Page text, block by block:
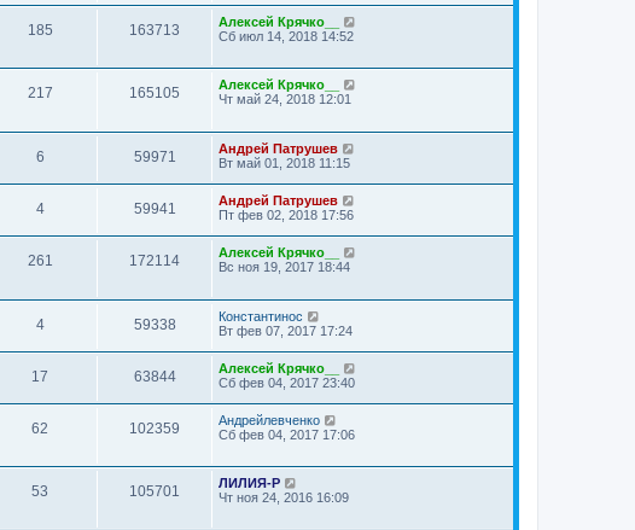
185 163713
Алексей Крячко__
Сб июл 14, 2018 14:52
217 165105
Алексей Крячко__
Чт май 24, 2018 12:01
6 59971
Андрей Патрушев
Вт май 01, 2018 11:15
4 59941
Андрей Патрушев
Пт фев 02, 2018 17:56
261 172114
Алексей Крячко__
Вс ноя 19, 2017 18:44
4 59338
Константинос
Вт фев 07, 2017 17:24
17 63844
Алексей Крячко__
Сб фев 04, 2017 23:40
62 102359
Андрейлевченко
Сб фев 04, 2017 17:06
53 105701
ЛИЛИЯ-Р
Чт ноя 24, 2016 16:09